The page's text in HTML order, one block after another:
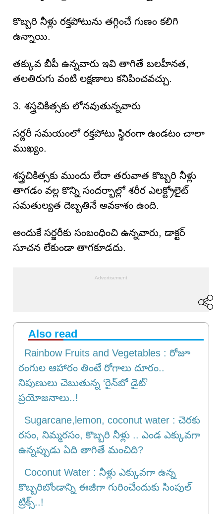
కొబ్బరి నీళ్లు రక్తపోటును తగ్గించే గుణం కలిగి
ఉన్నాయి.
తక్కువ బీపీ ఉన్నవారు ఇవి తాగితే బలహీనత,
తలతిరుగు వంటి లక్షణాలు కనిపించవచ్చు.
3. శస్త్రచికిత్సకు లోనవుతున్నవారు
సర్జరీ సమయంలో రక్తపోటు స్థిరంగా ఉండటం చాలా
ముఖ్యం.
శస్త్రచికిత్సకు ముందు లేదా తరువాత కొబ్బరి నీళ్లు
తాగడం వల్ల కొన్ని సందర్భాల్లో శరీర ఎలక్ట్రోలైట్
సమతుల్యత దెబ్బతినే అవకాశం ఉంది.
అందుకే సర్జరీకు సంబంధించి ఉన్నవారు, డాక్టర్
సూచన లేకుండా తాగకూడదు.
Also read
Rainbow Fruits and Vegetables : రోజూ
రంగుల ఆహారం తింటే రోగాలు దూరం..
నిపుణులు చెబుతున్న ‘రైన్‌బో డైట్’
ప్రయోజనాలు..!
Sugarcane,lemon, coconut water : చెరకు
రసం, నిమ్మరసం, కొబ్బరి నీళ్లు .. ఎండ ఎక్కువగా
ఉన్నప్పుడు ఏది తాగితే మంచిది?
Coconut Water : నీళ్లు ఎక్కువగా ఉన్న
కొబ్బరిబోండాన్ని ఈజీగా గురించేందుకు సింపుల్‌
ట్రిక్స్‌..!